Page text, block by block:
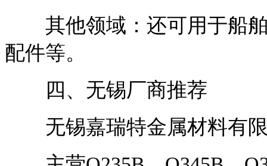
其他领域：还可用于船舶
配件等。
四、无锡厂商推荐
无锡嘉瑞特金属材料有